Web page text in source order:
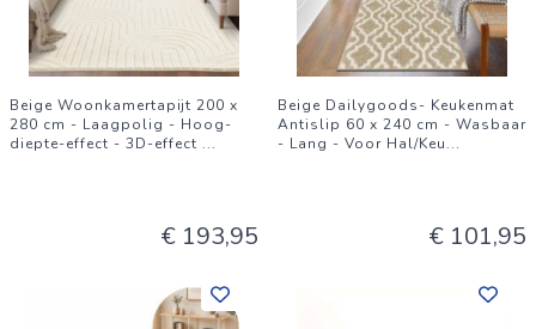
Beige Woonkamertapijt 200 x
280 cm - Laagpolig - Hoog-
diepte-effect - 3D-effect ...
€ 193,95
Beige Dailygoods- Keukenmat
Antislip 60 x 240 cm - Wasbaar
- Lang - Voor Hal/Keu...
€ 101,95